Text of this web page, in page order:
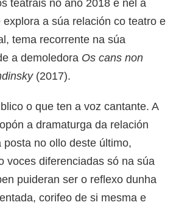
teatrais no ano 2018 e nel a
a súa relación co teatro e
tema recorrente na súa
a demoledora Os cans non
(2017).
o que ten a voz cantante. A
a dramaturga da relación
no ollo deste último,
voces diferenciadas só na súa
puideran ser o reflexo dunha
corifeo de si mesma e